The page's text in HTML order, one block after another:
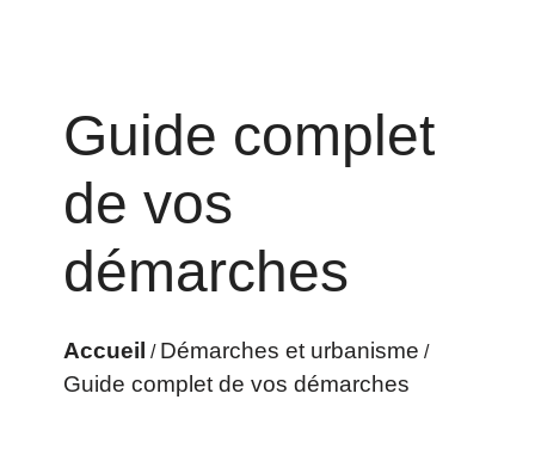
Guide complet
de vos
démarches
Accueil / Démarches et urbanisme /
Guide complet de vos démarches